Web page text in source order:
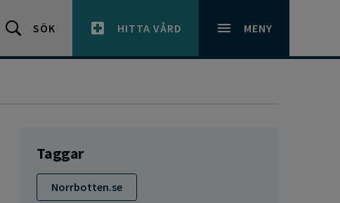
SÖK HITTA VÅRD MENY
Taggar
Norrbotten.se